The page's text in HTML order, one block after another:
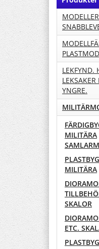
LEKFYND.
LEKSAKER
YNGRE.
MILITÄRA
MILITÄRA
SKALOR
ETC.